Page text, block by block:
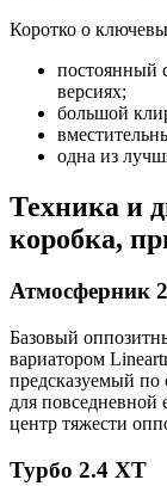
Коротко о
постоянный
версиях;
большой
одна из
Техника и
коробка,
Атмосферник
Базовый
вариатором
предсказуемый по
для повседневной
центр тяжести
Турбо 2.4 XT